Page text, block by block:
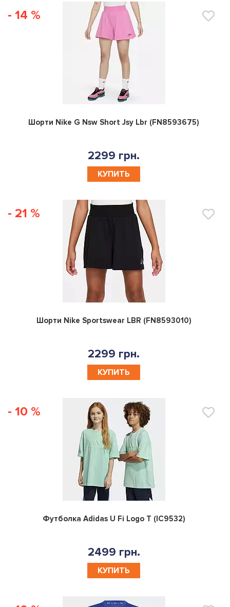
- 14 %
0
Шорти Nike G Nsw Short Jsy Lbr (FN8593675)
2299 грн.
КУПИТЬ
- 21 %
0
Шорти Nike Sportswear LBR (FN8593010)
2299 грн.
КУПИТЬ
- 10 %
0
Футболка Adidas U Fi Logo T (IC9532)
2499 грн.
КУПИТЬ